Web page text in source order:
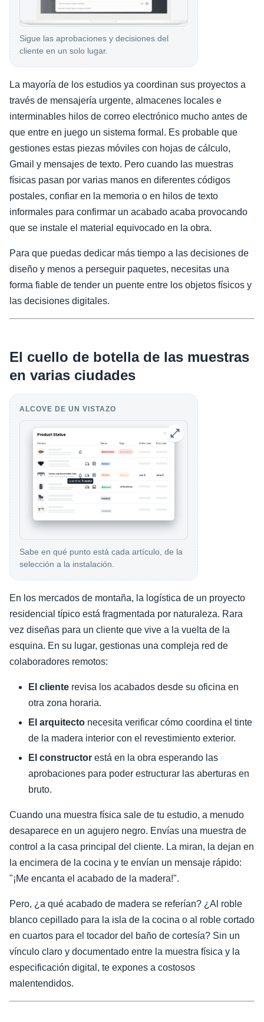
Sigue las aprobaciones y decisiones del
cliente en un solo lugar.
La mayoría de los estudios ya coordinan sus proyectos a
través de mensajería urgente, almacenes locales e
interminables hilos de correo electrónico mucho antes de
que entre en juego un sistema formal. Es probable que
gestiones estas piezas móviles con hojas de cálculo,
Gmail y mensajes de texto. Pero cuando las muestras
físicas pasan por varias manos en diferentes códigos
postales, confiar en la memoria o en hilos de texto
informales para confirmar un acabado acaba provocando
que se instale el material equivocado en la obra.
Para que puedas dedicar más tiempo a las decisiones de
diseño y menos a perseguir paquetes, necesitas una
forma fiable de tender un puente entre los objetos físicos y
las decisiones digitales.
El cuello de botella de las muestras
en varias ciudades
ALCOVE DE UN VISTAZO
Sabe en qué punto está cada artículo, de la
selección a la instalación.
En los mercados de montaña, la logística de un proyecto
residencial típico está fragmentada por naturaleza. Rara
vez diseñas para un cliente que vive a la vuelta de la
esquina. En su lugar, gestionas una compleja red de
colaboradores remotos:
El cliente revisa los acabados desde su oficina en
otra zona horaria.
El arquitecto necesita verificar cómo coordina el tinte
de la madera interior con el revestimiento exterior.
El constructor está en la obra esperando las
aprobaciones para poder estructurar las aberturas en
bruto.
Cuando una muestra física sale de tu estudio, a menudo
desaparece en un agujero negro. Envías una muestra de
control a la casa principal del cliente. La miran, la dejan en
la encimera de la cocina y te envían un mensaje rápido:
"¡Me encanta el acabado de la madera!".
Pero, ¿a qué acabado de madera se referían? ¿Al roble
blanco cepillado para la isla de la cocina o al roble cortado
en cuartos para el tocador del baño de cortesía? Sin un
vínculo claro y documentado entre la muestra física y la
especificación digital, te expones a costosos
malentendidos.